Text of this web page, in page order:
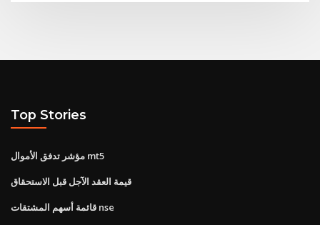
Top Stories
مؤشر تدفق الأموال mt5
قيمة العقد الآجل قبل الاستحقاق
قائمة أسهم المشتقات nse